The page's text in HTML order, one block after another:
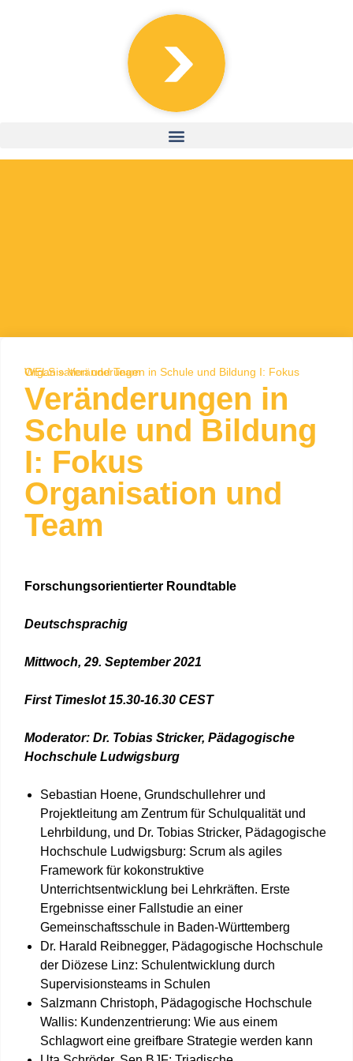
WELS»
Veränderungen in Schule und Bildung I: Fokus Organisation und Team
Veränderungen in
Schule und Bildung
I: Fokus
Organisation und
Team
Forschungsorientierter Roundtable
Deutschsprachig
Mittwoch, 29. September 2021
First Timeslot 15.30-16.30 CEST
Moderator: Dr. Tobias Stricker, Pädagogische
Hochschule Ludwigsburg
Sebastian Hoene, Grundschullehrer und
Projektleitung am Zentrum für Schulqualität und
Lehrbildung, und Dr. Tobias Stricker, Pädagogische
Hochschule Ludwigsburg: Scrum als agiles
Framework für kokonstruktive
Unterrichtsentwicklung bei Lehrkräften. Erste
Ergebnisse einer Fallstudie an einer
Gemeinschaftsschule in Baden-Württemberg
Dr. Harald Reibnegger, Pädagogische Hochschule
der Diözese Linz: Schulentwicklung durch
Supervisionsteams in Schulen
Salzmann Christoph, Pädagogische Hochschule
Wallis: Kundenzentrierung: Wie aus einem
Schlagwort eine greifbare Strategie werden kann